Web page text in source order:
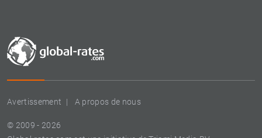
Avertissement A propos de nous
© 2009 - 2026